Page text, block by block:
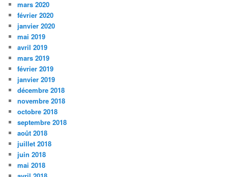
mars 2020
février 2020
janvier 2020
mai 2019
avril 2019
mars 2019
février 2019
janvier 2019
décembre 2018
novembre 2018
octobre 2018
septembre 2018
août 2018
juillet 2018
juin 2018
mai 2018